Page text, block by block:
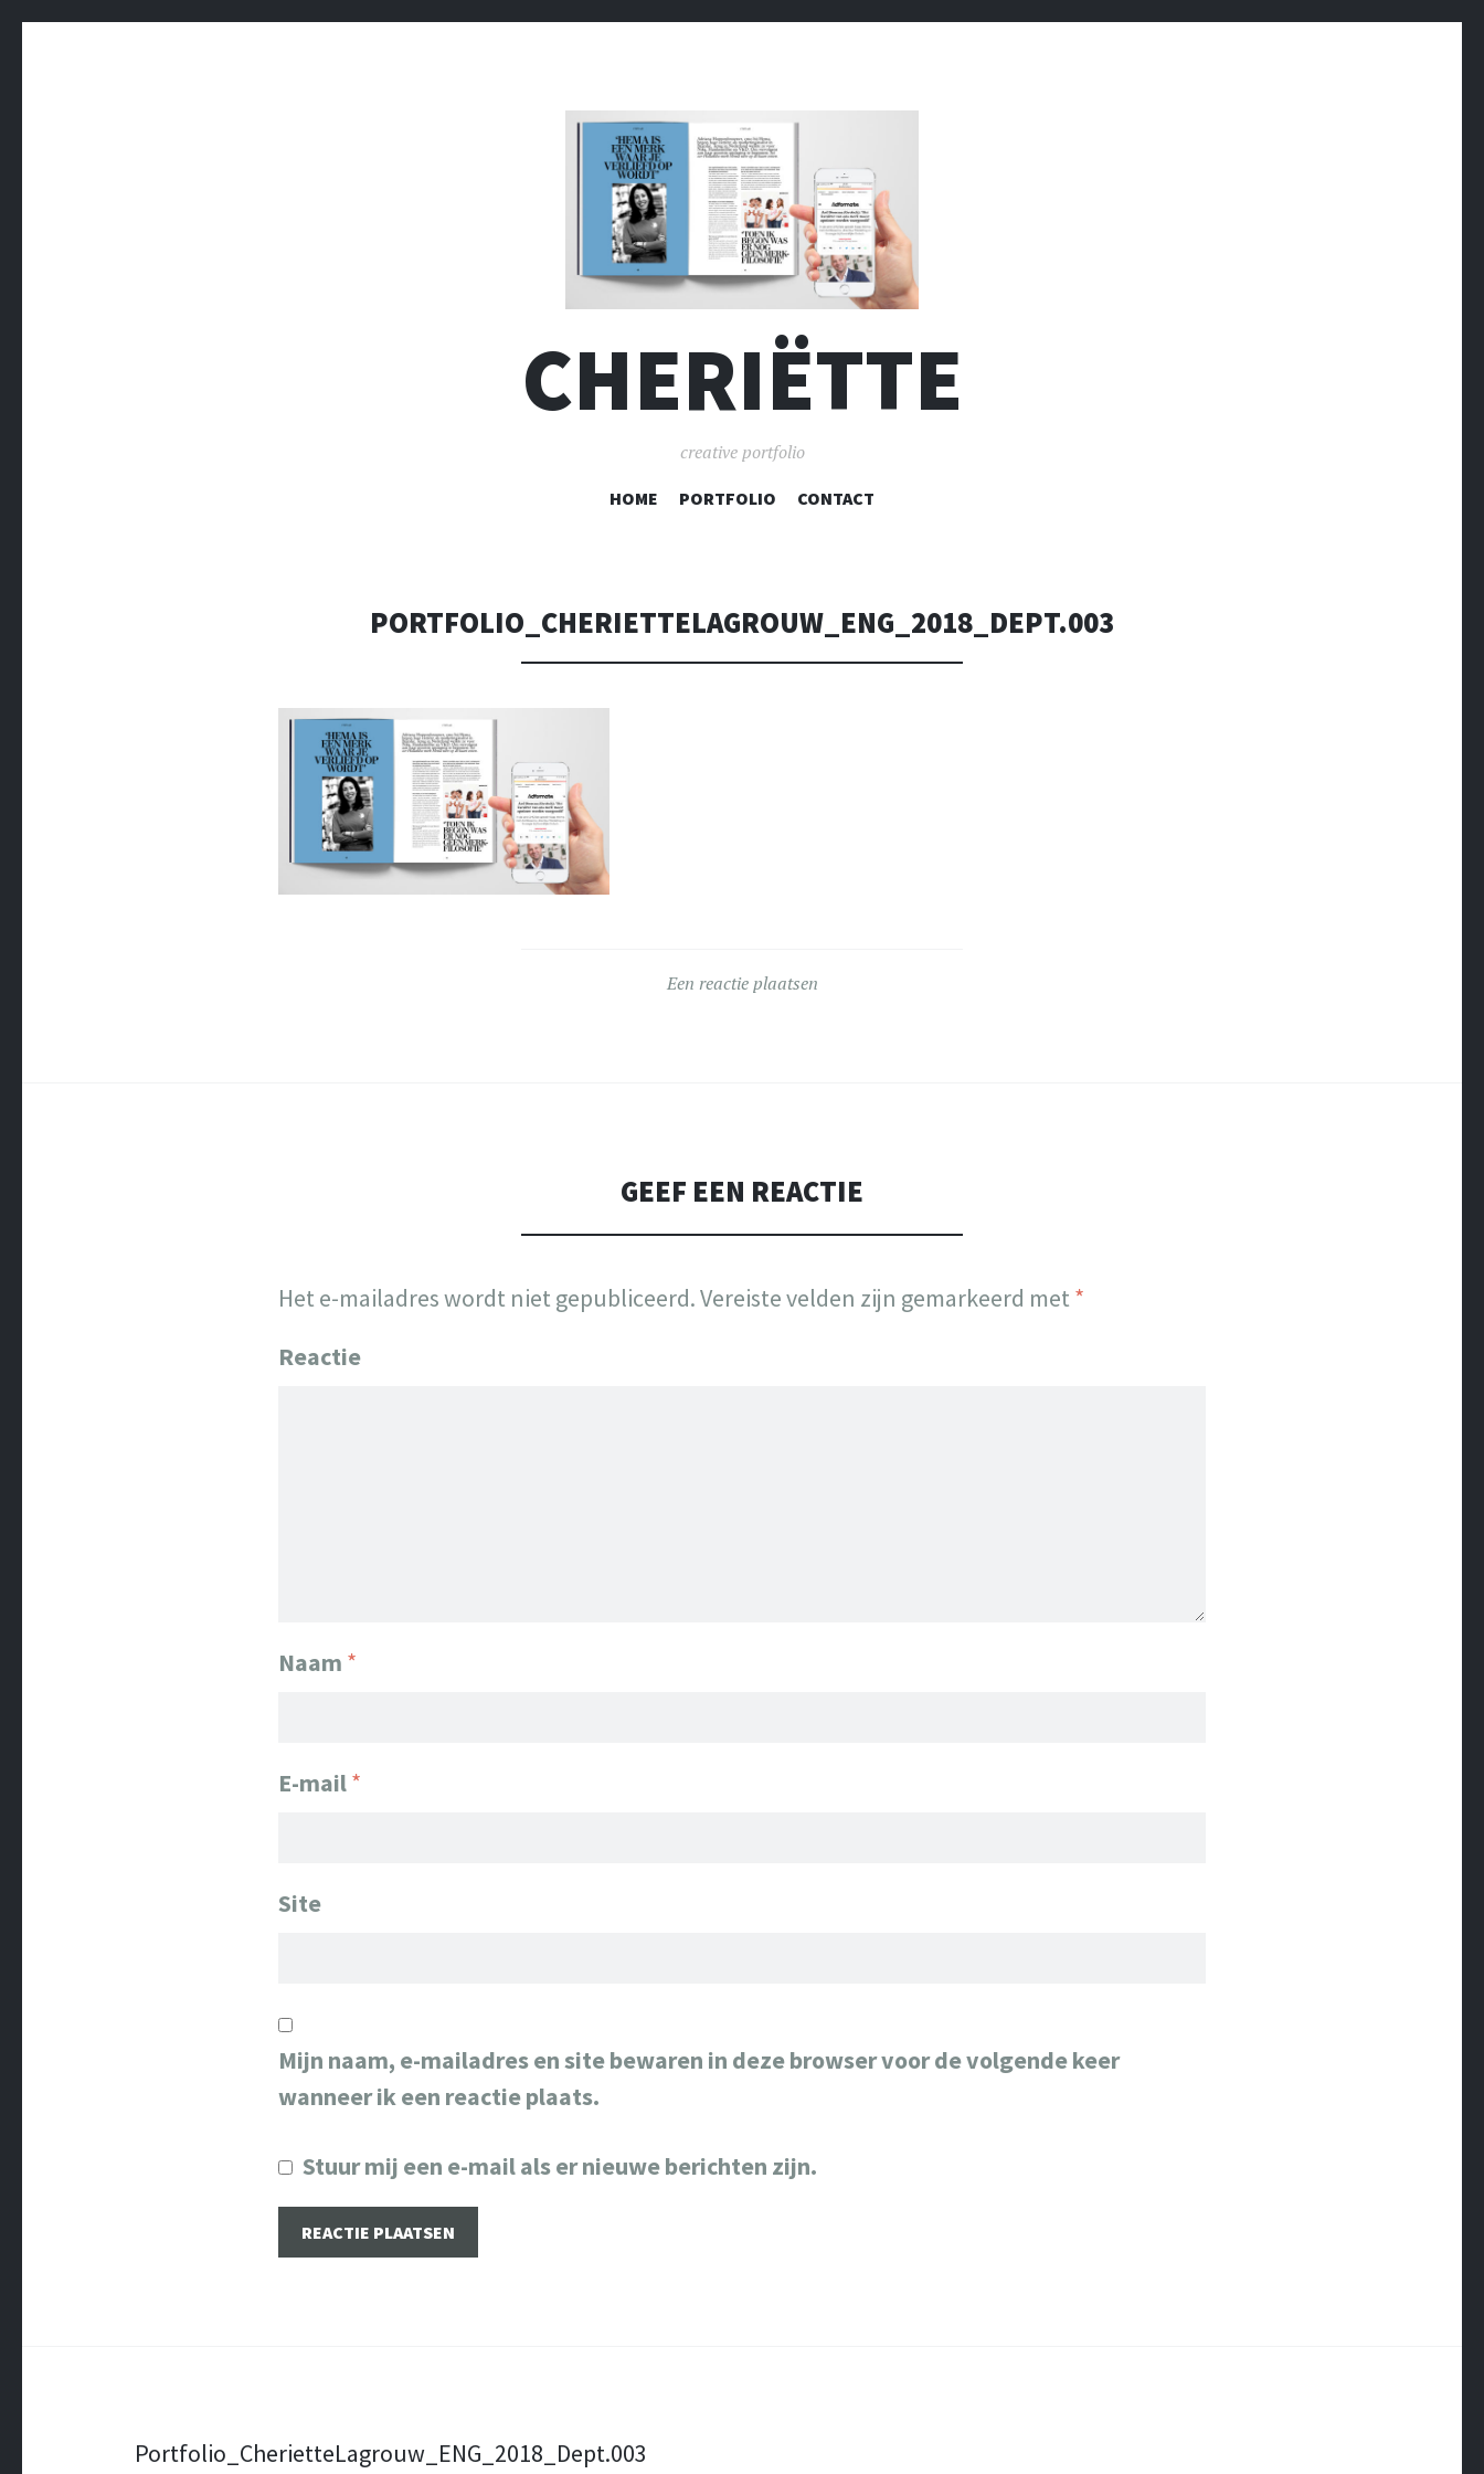
CHERIËTTE
creative portfolio
SPRING
HOME PORTFOLIO CONTACT
PORTFOLIO_CHERIETTELAGROUW_ENG_2018_DEPT.003
Een reactie plaatsen
GEEF EEN REACTIE
Het e-mailadres wordt niet gepubliceerd.Vereiste velden zijn gemarkeerd met *
Reactie
Naam *
E-mail*
Site
Mijn naam, e-mailadres en site bewaren in deze browser voor de volgende keer
wanneer ik een reactie plaats.
Stuur mij een e-mail als er nieuwe berichten zijn.
Berichtnavigatie
Portfolio_CherietteLagrouw_ENG_2018_Dept.003